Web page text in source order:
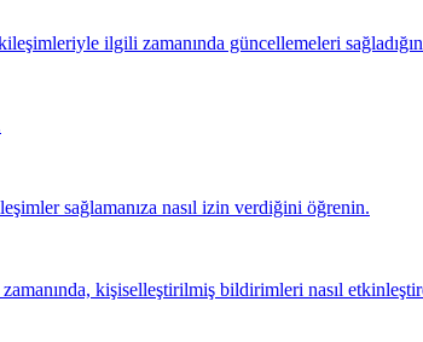
ilgili zamanında güncellemeleri
sağlamanıza nasıl izin verdiğini öğrenin.
kişiselleştirilmiş bildirimleri nasıl